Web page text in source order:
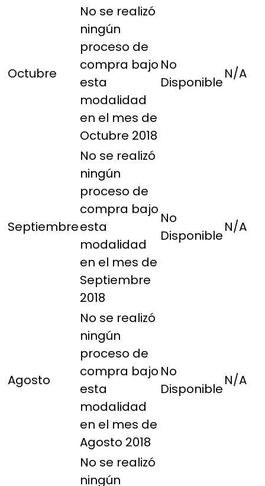
Octubre
No se realizó
ningún
proceso de
compra bajo
esta
modalidad
en el mes de
Octubre 2018
No
Disponible
N/A
Septiembre
No se realizó
ningún
proceso de
compra bajo
esta
modalidad
en el mes de
Septiembre
2018
No
Disponible
N/A
Agosto
No se realizó
ningún
proceso de
compra bajo
esta
modalidad
en el mes de
Agosto 2018
No
Disponible
N/A
No se realizó
ningún